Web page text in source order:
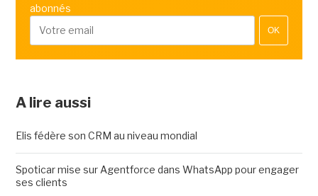
abonnés
OK
A lire aussi
Elis fédère son CRM au niveau mondial
Spoticar mise sur Agentforce dans WhatsApp pour engager
ses clients